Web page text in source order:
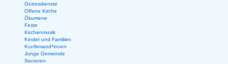
Gottesdienste
Offene Kirche
Ökumene
Feste
Kirchenmusik
Kinder und Familien
Konfirmand*innen
Junge Gemeinde
Senioren